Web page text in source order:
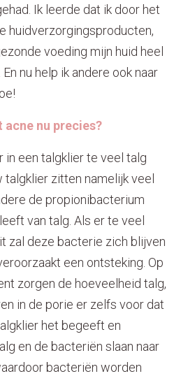
Afspraak
Contact
Ik leerde dat ik door het
huidverzorgingsproducten,
voeding mijn huid heel
nu help ik andere ook naar
nu precies?
in een talgklier te veel talg
talgklier zitten namelijk veel
de propionibacterium
van talg. Als er te veel
zal deze bacterie zich blijven
een ontsteking. Op
zorgen de hoeveelheid talg,
in de porie er zelfs voor dat
het begeeft en
en de bacteriën slaan naar
bacteriën worden